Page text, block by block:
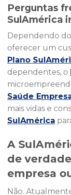
Perguntas
SulAmérica
Dependendo
oferecer um
Plano
dependentes, o
Saúde
mais vidas e
SulAmérica
A
de
empresa
Não.